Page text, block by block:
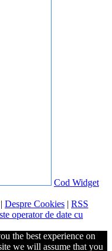
Cod Widget
| Despre Cookies | RSS
operator de date cu
the best experience on
we will assume that you